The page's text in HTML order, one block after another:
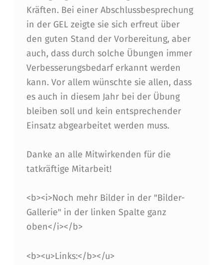
Kräften. Bei einer Abschlussbesprechung
in der GEL zeigte sie sich erfreut über
den guten Stand der Vorbereitung, aber
auch, dass durch solche Übungen immer
Verbesserungsbedarf erkannt werden
kann. Vor allem wünschte sie allen, dass
es auch in diesem Jahr bei der Übung
bleiben soll und kein entsprechender
Einsatz abgearbeitet werden muss.
Danke an alle Mitwirkenden für die
tatkräftige Mitarbeit!
<b><i>Noch mehr Bilder in der "Bilder-
Gallerie" in der linken Spalte ganz
oben</i></b>
<b><u>Links:</b></u>